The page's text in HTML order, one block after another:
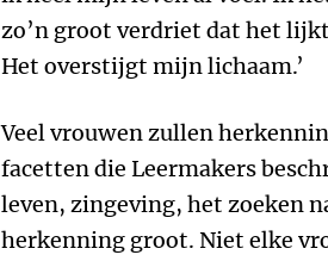
zo’n groot verdriet dat het
Het overstijgt mijn lichaam.’
Veel vrouwen zullen
facetten die Leermakers
leven, zingeving, het zoeken
herkenning groot. Niet elke